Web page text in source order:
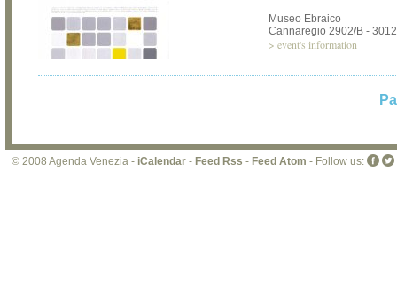
Museo Ebraico
Cannaregio 2902/B -
> event's information
© 2008 Agenda Venezia - iCalendar - Feed Rss - Feed Atom - Follow us: